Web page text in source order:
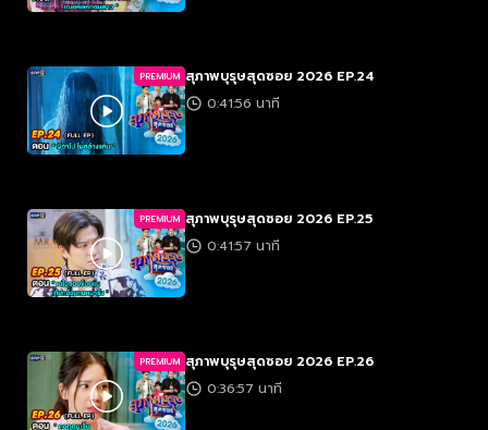
PREMIUM สุภาพบุรุษสุดซอย 2026 EP.24
0:41:56 นาที
PREMIUM สุภาพบุรุษสุดซอย 2026 EP.25
0:41:57 นาที
PREMIUM สุภาพบุรุษสุดซอย 2026 EP.26
0:36:57 นาที